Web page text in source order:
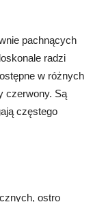
pachnących
radzi
w różnych
czerwony. Są
częstego
ostro